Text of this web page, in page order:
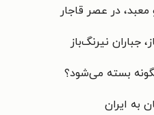
در عصر قاجار
نیرنگ‌باز
بسته می‌شود؟
به ایران